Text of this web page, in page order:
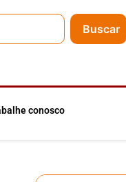
Buscar
conosco